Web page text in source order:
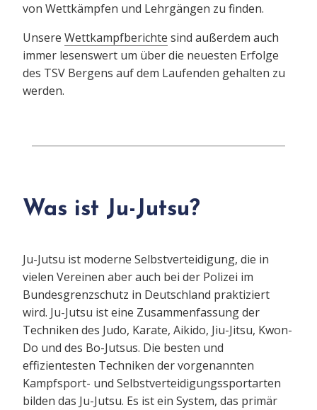
von Wettkämpfen und Lehrgängen zu finden.
Unsere Wettkampfberichte sind außerdem auch
immer lesenswert um über die neuesten Erfolge
des TSV Bergens auf dem Laufenden gehalten zu
werden.
Was ist Ju-Jutsu?
Ju-Jutsu ist moderne Selbstverteidigung, die in
vielen Vereinen aber auch bei der Polizei im
Bundesgrenzschutz in Deutschland praktiziert
wird. Ju-Jutsu ist eine Zusammenfassung der
Techniken des Judo, Karate, Aikido, Jiu-Jitsu, Kwon-
Do und des Bo-Jutsus. Die besten und
effizientesten Techniken der vorgenannten
Kampfsport- und Selbstverteidigungssportarten
bilden das Ju-Jutsu. Es ist ein System, das primär